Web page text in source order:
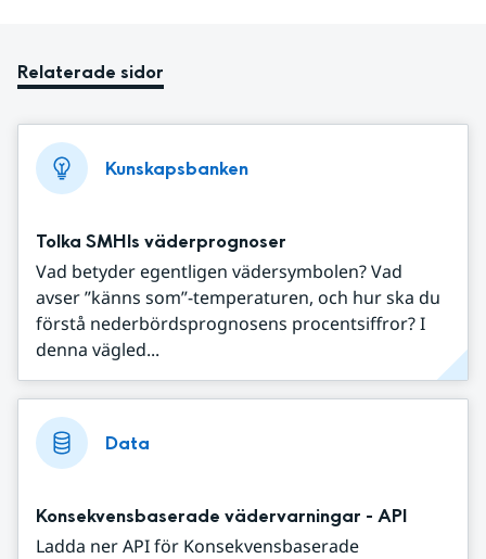
Relaterade sidor
Kunskapsbanken
Tolka SMHIs väderprognoser
Vad betyder egentligen vädersymbolen? Vad
avser ”känns som”-temperaturen, och hur ska du
förstå nederbördsprognosens procentsiffror? I
denna vägled...
Data
Konsekvensbaserade vädervarningar - API
Ladda ner API för Konsekvensbaserade